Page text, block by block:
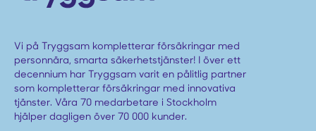
Vi på Tryggsam kompletterar försäkringar med
personnära, smarta säkerhetstjänster! I över ett
decennium har Tryggsam varit en pålitlig partner
som kompletterar försäkringar med innovativa
tjänster. Våra 70 medarbetare i Stockholm
hjälper dagligen över 70 000 kunder.